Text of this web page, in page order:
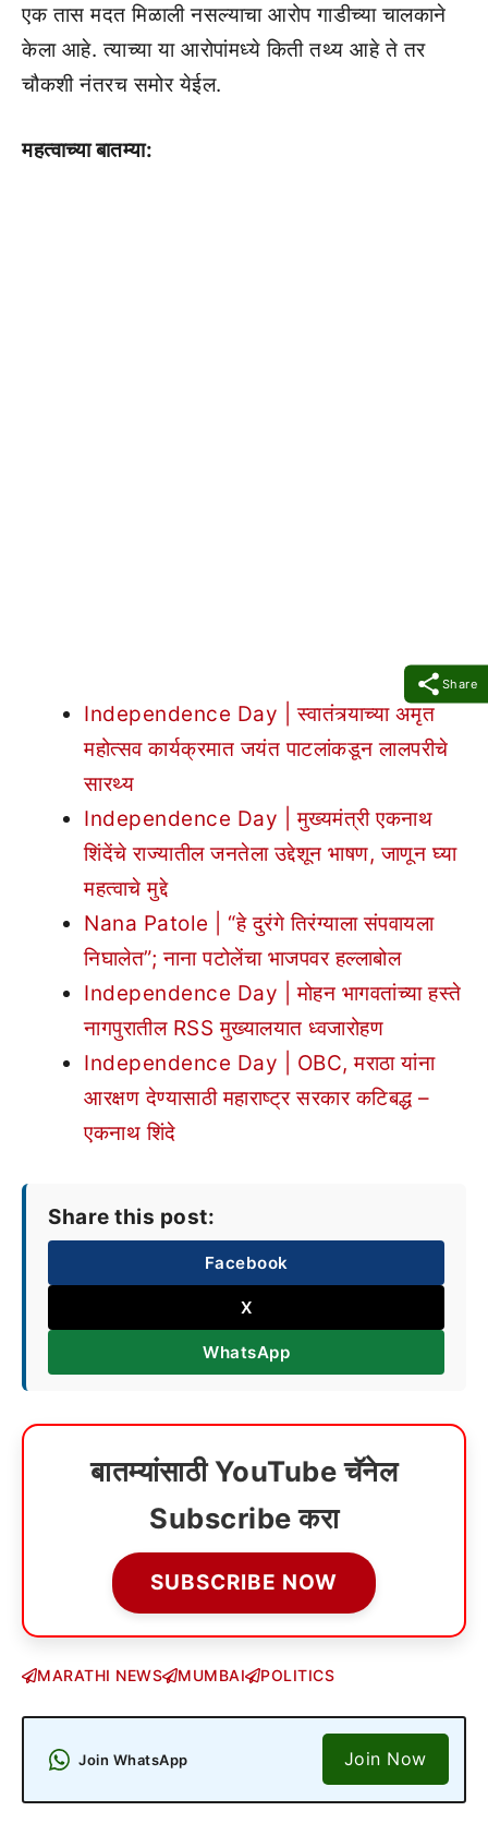
Share
एक तास मदत मिळाली नसल्याचा आरोप गाडीच्या चालकाने
केला आहे. त्याच्या या आरोपांमध्ये किती तथ्य आहे ते तर
चौकशी नंतरच समोर येईल.
महत्वाच्या बातम्या:
Independence Day | स्वातंत्र्याच्या अमृत
महोत्सव कार्यक्रमात जयंत पाटलांकडून लालपरीचे
सारथ्य
Independence Day | मुख्यमंत्री एकनाथ
शिंदेंचे राज्यातील जनतेला उद्देशून भाषण, जाणून घ्या
महत्वाचे मुद्दे
Nana Patole | “हे दुरंगे तिरंग्याला संपवायला
निघालेत”; नाना पटोलेंचा भाजपवर हल्लाबोल
Independence Day | मोहन भागवतांच्या हस्ते
नागपुरातील RSS मुख्यालयात ध्वजारोहण
Independence Day | OBC, मराठा यांना
आरक्षण देण्यासाठी महाराष्ट्र सरकार कटिबद्ध –
एकनाथ शिंदे
Share this post:
Facebook
X
WhatsApp
बातम्यांसाठी YouTube चॅनेल
Subscribe करा
SUBSCRIBE NOW
MARATHI NEWS MUMBAI POLITICS
Join WhatsApp Join Now